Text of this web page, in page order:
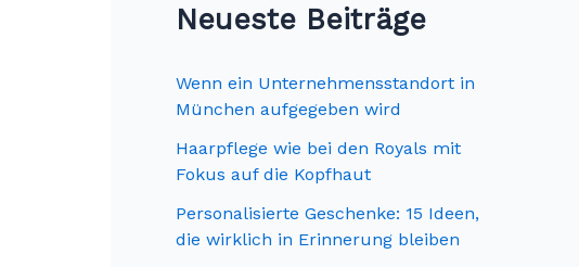
c
e
n
n
a
c
h
Neueste Beiträge
Wenn ein Unternehmensstandort in
München aufgegeben wird
Haarpflege wie bei den Royals mit
Fokus auf die Kopfhaut
Personalisierte Geschenke: 15 Ideen,
die wirklich in Erinnerung bleiben